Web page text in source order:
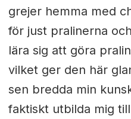
grejer hemma med
för just pralinerna
lära sig att göra
vilket ger den här
sen bredda min
faktiskt utbilda mig